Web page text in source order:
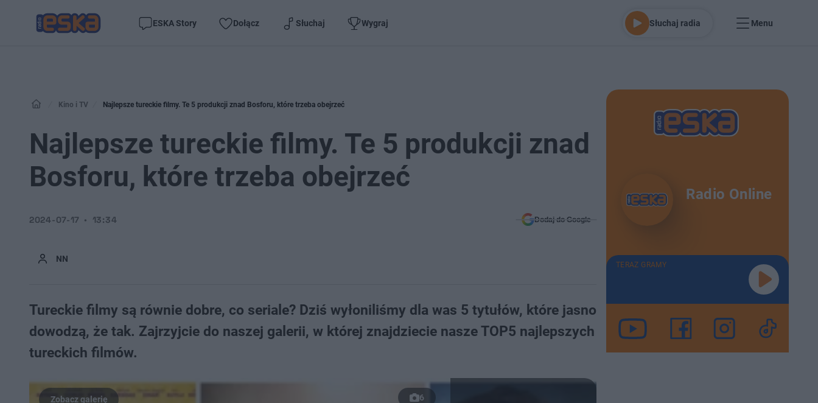
ESKA Story Dołącz Słuchaj Wygraj Słuchaj radia Menu
Kino i TV Najlepsze tureckie filmy. Te 5 produkcji znad Bosforu, które trzeba obejrzeć
Najlepsze tureckie filmy. Te 5 produkcji znad
Bosforu, które trzeba obejrzeć
NN
2024-07-17 13:34 Dodaj do Google
Tureckie filmy są równie dobre, co seriale? Dziś wyłoniliśmy dla was 5 tytułów, które jasno
dowodzą, że tak. Zajrzyjcie do naszej galerii, w której znajdziecie nasze TOP5 najlepszych
tureckich filmów.
6
Radio Online
TERAZ GRAMY